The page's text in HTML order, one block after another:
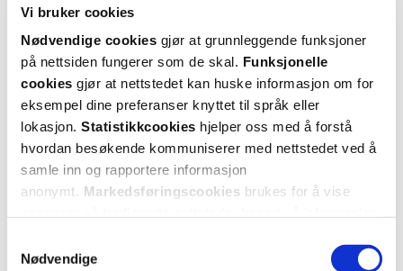
Vi bruker cookies
Nødvendige cookies gjør at grunnleggende funksjoner
på nettsiden fungerer som de skal. Funksjonelle
cookies gjør at nettstedet kan huske informasjon om for
eksempel dine preferanser knyttet til språk eller
lokasjon. Statistikkcookies hjelper oss med å forstå
hvordan besøkende kommuniserer med nettstedet ved å
samle inn og rapportere informasjon
anonymt. Markedsføringscookies brukes for å vise
Nødvendige
Hent resepter for deg selv eller barnet
ditt
Logg inn med BankID eller annen eID og få sikker
tilgang til alle dine resepter
Velg hvilke resepter du vil hente ut og hvordan du vil
ha dem levert
Få dine resepter levert raskt og trygt på avtalt måte
Kom i gang
Mer om reseptvarer